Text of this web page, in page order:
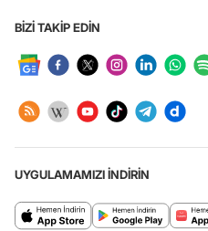
BİZİ TAKİP EDİN
UYGULAMAMIZI İNDİRİN